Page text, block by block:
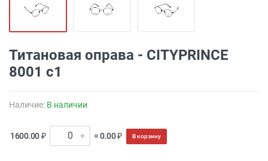
Титановая оправа - CITYPRINCE
8001 с1
Наличие: В наличии
1600.00 ₽ = 0.00 ₽ В корзину